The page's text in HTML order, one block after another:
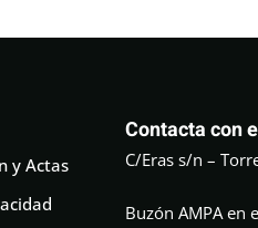
y Actas
Contacta con
C/Eras s/n –
Buzón AMPA en